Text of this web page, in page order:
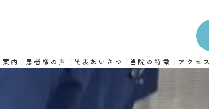
内 患者様の声 代表あいさつ 当院の特徴
3ヶ月プログラム
アクセス